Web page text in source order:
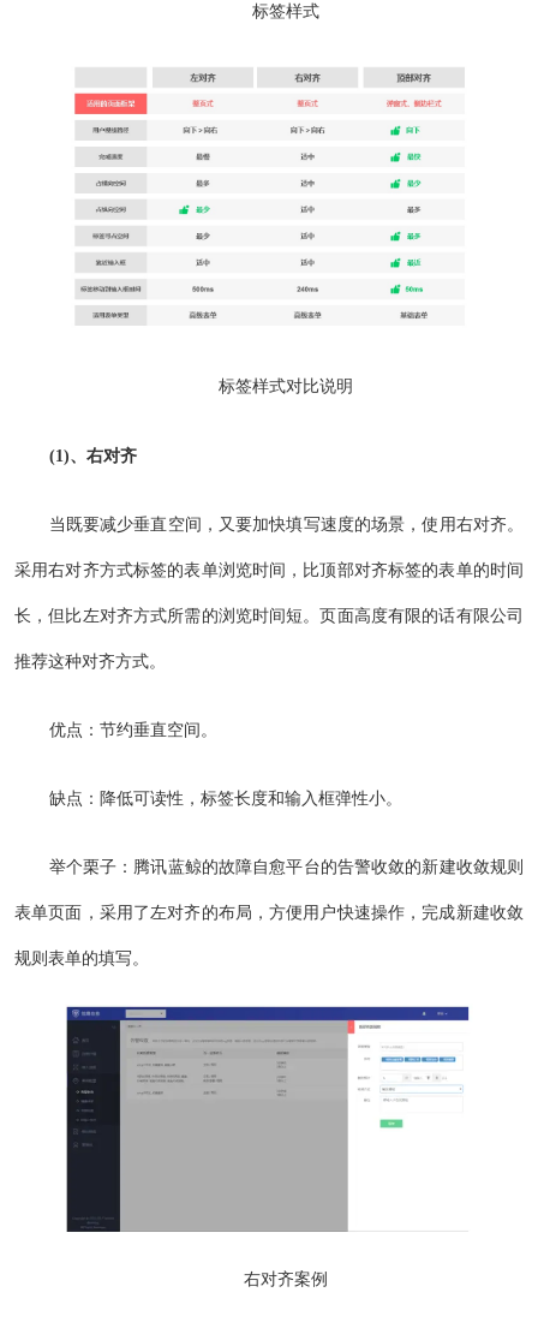
标签样式
标签样式对比说明
(1)、右对齐
当既要减少垂直空间，又要加快填写速度的场景，使用右对齐。
采用右对齐方式标签的表单浏览时间，比顶部对齐标签的表单的时间
长，但比左对齐方式所需的浏览时间短。页面高度有限的话有限公司
推荐这种对齐方式。
优点：节约垂直空间。
缺点：降低可读性，标签长度和输入框弹性小。
举个栗子：腾讯蓝鲸的故障自愈平台的告警收敛的新建收敛规则
表单页面，采用了左对齐的布局，方便用户快速操作，完成新建收敛
规则表单的填写。
右对齐案例